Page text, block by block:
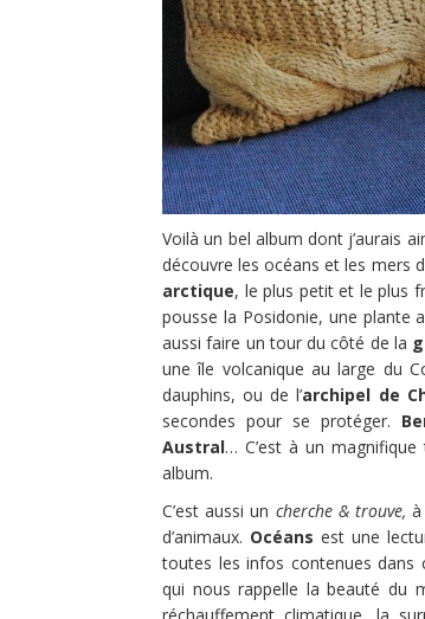
Voilà un bel album dont j’aurais
découvre les océans et les mers
arctique, le plus petit et le plus
pousse la Posidonie, une plante
aussi faire un tour du côté de la
une île volcanique au large du
dauphins, ou de l’archipel de
secondes pour se protéger.
Austral… C’est à un
album.
C’est aussi un cherche & trouve,
d’animaux. Océans est une
toutes les infos contenues dans
qui nous rappelle la beauté du